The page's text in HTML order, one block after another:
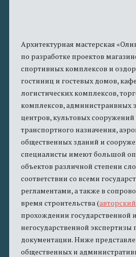
Архитектурная мастерская
по разработке проектов
спортивных комплексов и
гостиниц и гостевых домов,
логистических комплексов,
комплексов, администраивных
центров, культовых
транспортного назначения,
общественных зданий и
специалисты имеют большой
объектов различной степени
соответствии со всеми
регламентами, а также в
время строительства (
прохождении государственной
негосударственной экспертизы
документации. Ниже
общественных и